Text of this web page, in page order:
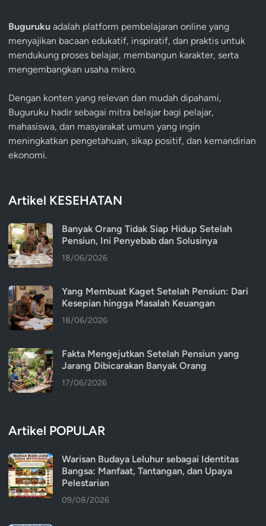
Buguruku adalah platform pembelajaran online yang
menyajikan bacaan edukatif, inspiratif, dan praktis untuk
mendukung proses belajar, membangun karakter, serta
mengembangkan usaha mikro.
Dengan konten yang relevan dan mudah dipahami,
Buguruku hadir sebagai mitra belajar bagi pelajar,
mahasiswa, dan masyarakat umum yang ingin
meningkatkan pengetahuan, sikap positif, dan kemandirian
ekonomi.
Artikel KESEHATAN
Banyak Orang Tidak Siap Hidup Setelah
Pensiun, Ini Penyebab dan Solusinya
18/06/2026
Yang Membuat Kaget Setelah Pensiun: Dari
Kesepian hingga Masalah Keuangan
18/06/2026
Fakta Mengejutkan Setelah Pensiun yang
Jarang Dibicarakan Banyak Orang
17/06/2026
Artikel POPULAR
Warisan Budaya Leluhur sebagai Identitas
Bangsa: Manfaat, Tantangan, dan Upaya
Pelestarian
09/08/2026